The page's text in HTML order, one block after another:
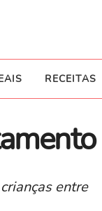
RECEITAS
entre